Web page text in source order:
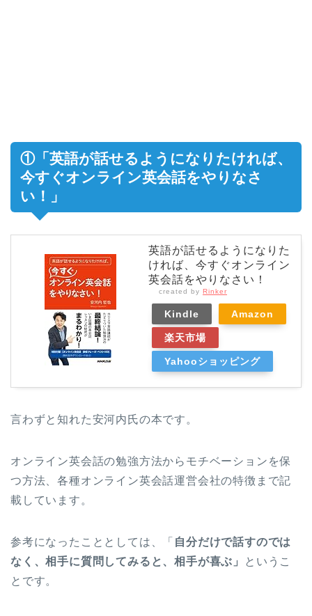
①「英語が話せるようになりたければ、
今すぐオンライン英会話をやりなさ
い！」
英語が話せるようになりた
ければ、今すぐオンライン
英会話をやりなさい！
created by Rinker
Kindle Amazon
楽天市場
Yahooショッピング
言わずと知れた安河内氏の本です。
オンライン英会話の勉強方法からモチベーションを保
つ方法、各種オンライン英会話運営会社の特徴まで記
載しています。
参考になったこととしては、「 自分だけで話すのでは
なく、相手に質問してみると、相手が喜ぶ」
というこ
とです。